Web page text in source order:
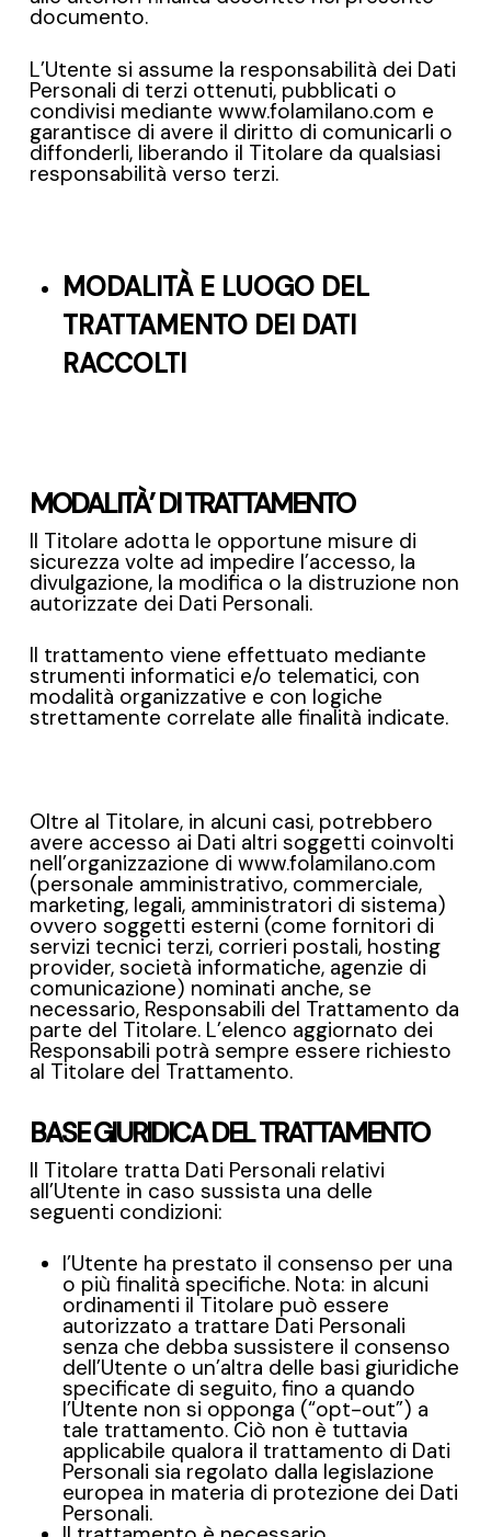
documento.
L’Utente si assume la responsabilità dei Dati
Personali di terzi ottenuti, pubblicati o
condivisi mediante www.folamilano.com e
garantisce di avere il diritto di comunicarli o
diffonderli, liberando il Titolare da qualsiasi
responsabilità verso terzi.
MODALITÀ E LUOGO DEL
TRATTAMENTO DEI DATI
RACCOLTI
MODALITÀ’ DI TRATTAMENTO
Il Titolare adotta le opportune misure di
sicurezza volte ad impedire l’accesso, la
divulgazione, la modifica o la distruzione non
autorizzate dei Dati Personali.
Il trattamento viene effettuato mediante
strumenti informatici e/o telematici, con
modalità organizzative e con logiche
strettamente correlate alle finalità indicate.
Oltre al Titolare, in alcuni casi, potrebbero
avere accesso ai Dati altri soggetti coinvolti
nell’organizzazione di www.folamilano.com
(personale amministrativo, commerciale,
marketing, legali, amministratori di sistema)
ovvero soggetti esterni (come fornitori di
servizi tecnici terzi, corrieri postali, hosting
provider, società informatiche, agenzie di
comunicazione) nominati anche, se
necessario, Responsabili del Trattamento da
parte del Titolare. L’elenco aggiornato dei
Responsabili potrà sempre essere richiesto
al Titolare del Trattamento.
BASE GIURIDICA DEL TRATTAMENTO
Il Titolare tratta Dati Personali relativi
all’Utente in caso sussista una delle
seguenti condizioni:
l’Utente ha prestato il consenso per una
o più finalità specifiche. Nota: in alcuni
ordinamenti il Titolare può essere
autorizzato a trattare Dati Personali
senza che debba sussistere il consenso
dell’Utente o un’altra delle basi giuridiche
specificate di seguito, fino a quando
l’Utente non si opponga (“opt-out”) a
tale trattamento. Ciò non è tuttavia
applicabile qualora il trattamento di Dati
Personali sia regolato dalla legislazione
europea in materia di protezione dei Dati
Personali.